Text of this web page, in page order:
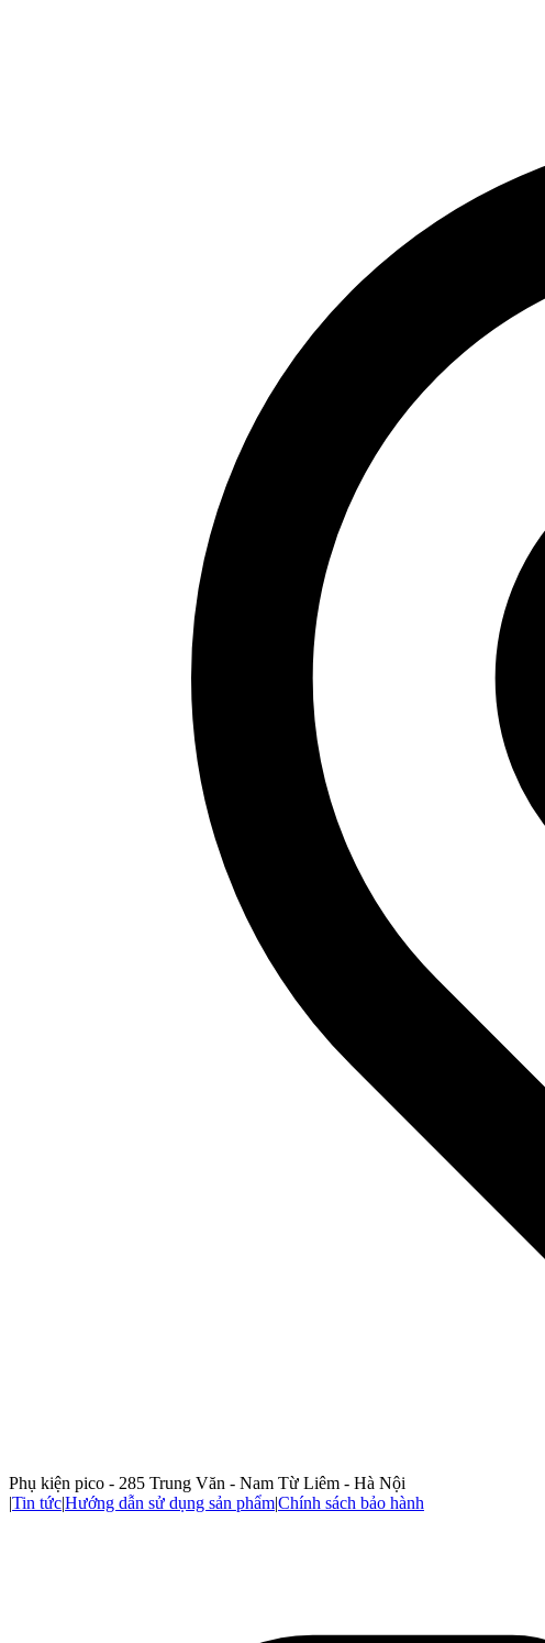
Phụ kiện pico - 285 Trung Văn - Nam Từ Liêm - Hà Nội
|Tin tức|Hướng dẫn sử dụng sản phẩm|Chính sách bảo hành